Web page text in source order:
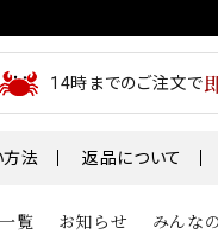
14時までのご注文で
方法 返品について
覧 お知らせ みんな